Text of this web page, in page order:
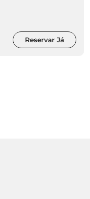
Reservar Já